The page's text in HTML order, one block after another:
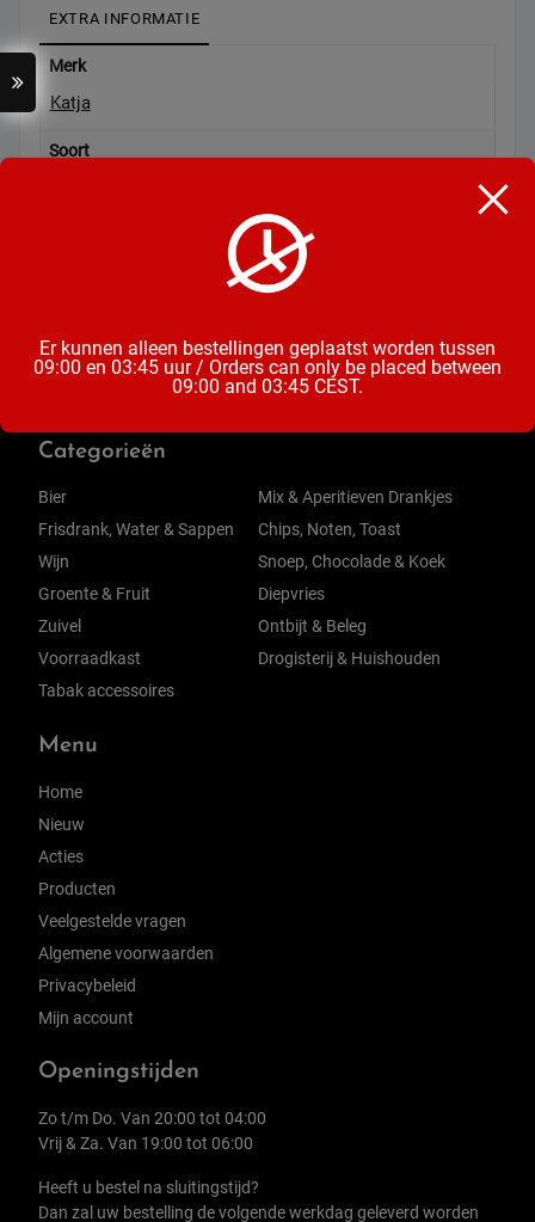
EXTRA INFORMATIE
Merk
Katja
Soort
Categorieën
Bier
Frisdrank, Water & Sappen
Wijn
Groente & Fruit
Zuivel
Voorraadkast
Tabak accessoires
Mix & Aperitieven Drankjes
Chips, Noten, Toast
Snoep, Chocolade & Koek
Diepvries
Ontbijt & Beleg
Drogisterij & Huishouden
Menu
Home
Nieuw
Acties
Producten
Veelgestelde vragen
Algemene voorwaarden
Privacybeleid
Mijn account
Openingstijden
Zo t/m Do. Van 20:00 tot 04:00
Vrij & Za. Van 19:00 tot 06:00
Heeft u bestel na sluitingstijd?
Dan zal uw bestelling de volgende werkdag geleverd worden
Er kunnen alleen bestellingen geplaatst worden tussen
09:00 en 03:45 uur / Orders can only be placed between
09:00 and 03:45 CEST.